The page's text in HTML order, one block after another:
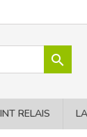

RELAIS